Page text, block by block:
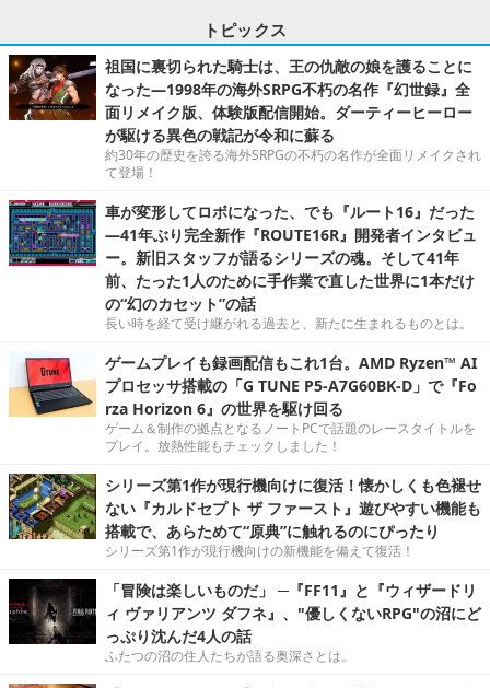
トピックス
祖国に裏切られた騎士は、王の仇敵の娘を護ることに
なった―1998年の海外SRPG不朽の名作『幻世録』全
面リメイク版、体験版配信開始。ダーティーヒーロー
が駆ける異色の戦記が令和に蘇る
約30年の歴史を誇る海外SRPGの不朽の名作が全面リメイクされ
て登場！
車が変形してロボになった、でも『ルート16』だった
―41年ぶり完全新作『ROUTE16R』開発者インタビュ
ー。新旧スタッフが語るシリーズの魂。そして41年
前、たった1人のために手作業で直した世界に1本だけ
の“幻のカセット”の話
長い時を経て受け継がれる過去と、新たに生まれるものとは。
ゲームプレイも録画配信もこれ1台。AMD Ryzen™ AI
プロセッサ搭載の「G TUNE P5-A7G60BK-D」で『Fo
rza Horizon 6』の世界を駆け回る
ゲーム＆制作の拠点となるノートPCで話題のレースタイトルを
プレイ。放熱性能もチェックしました！
シリーズ第1作が現行機向けに復活！懐かしくも色褪せ
ない『カルドセプト ザ ファースト』遊びやすい機能も
搭載で、あらためて“原典”に触れるのにぴったり
シリーズ第1作が現行機向けの新機能を備えて復活！
「冒険は楽しいものだ」 ─『FF11』と『ウィザードリ
ィ ヴァリアンツ ダフネ』、"優しくないRPG"の沼にど
っぷり沈んだ4人の話
ふたつの沼の住人たちが語る奥深さとは。